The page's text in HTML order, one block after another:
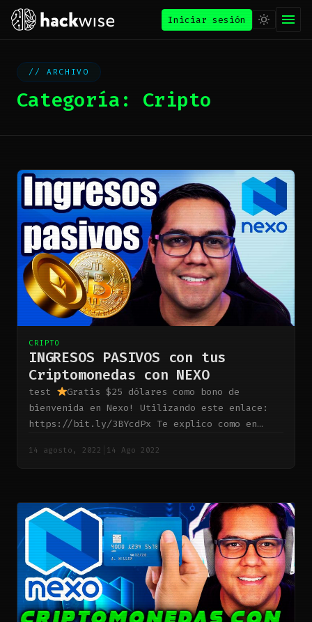
Iniciar sesión
ARCHIVO
Categoría: Cripto
CRIPTO
INGRESOS PASIVOS con tus
Criptomonedas con NEXO￼
test
Gratis $25 dólares como bono de
bienvenida en Nexo! Utilizando este enlace:
https://bit.ly/3BYcdPx Te explico como en
guardar tus criptomonedas en esa…
14 agosto, 2022 14 Ago 2022